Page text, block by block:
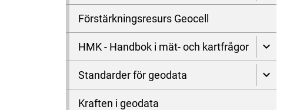
Förstärkningsresurs Geocell
HMK - Handbok i mät- och kartfrågor
Standarder för geodata
Kraften i geodata